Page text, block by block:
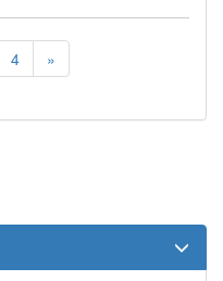
4 »